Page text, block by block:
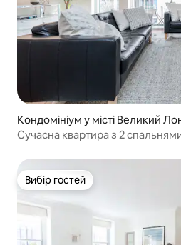
Кондомініум у місті Великий
Сучасна квартира з 2
Вибір гостей
Вибір гостей